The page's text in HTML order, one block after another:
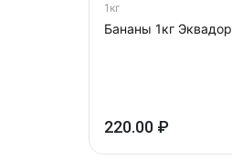
1кг
Бананы 1кг Эквадор
220.00 ₽